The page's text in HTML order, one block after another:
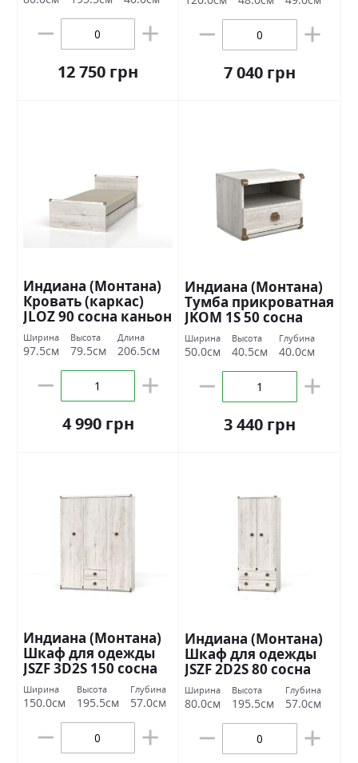
12 750 грн 7 040 грн
Индиана (Монтана)
Кровать (каркас)
JLOZ 90 сосна каньон
БРВ Украина
Ширина
97.5см
Высота
79.5см
Длина
206.5см
4 990 грн
Индиана (Монтана)
Тумба прикроватная
JKOM 1S 50 сосна
каньон БРВ Украина
Ширина
50.0см
Высота
40.5см
Глубина
40.0см
3 440 грн
Индиана (Монтана)
Шкаф для одежды
JSZF 3D2S 150 сосна
каньон БРВ Украина
Ширина
150.0см
Высота
195.5см
Глубина
57.0см
Индиана (Монтана)
Шкаф для одежды
JSZF 2D2S 80 сосна
каньон БРВ Украина
Ширина
80.0см
Высота
195.5см
Глубина
57.0см